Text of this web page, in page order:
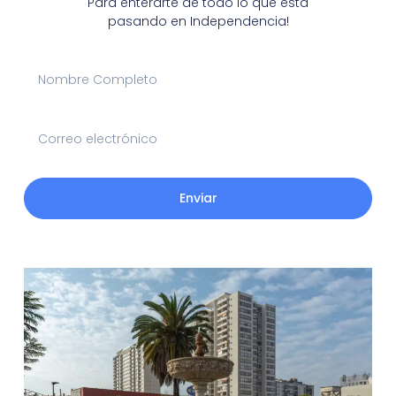
pasando en Independencia!
Enviar